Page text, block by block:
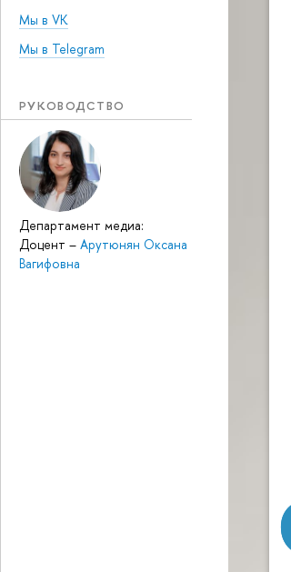
Мы в VK
Мы в Telegram
РУКОВОДСТВО
Департамент медиа:
Доцент – Арутюнян Оксана
Вагифовна